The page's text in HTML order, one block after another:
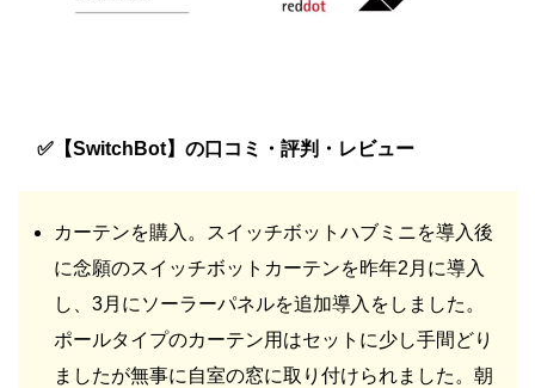
✅【SwitchBot】の口コミ・評判・レビュー
カーテンを購入。スイッチボットハブミニを導入後
に念願のスイッチボットカーテンを昨年2月に導入
し、3月にソーラーパネルを追加導入をしました。
ポールタイプのカーテン用はセットに少し手間どり
ましたが無事に自室の窓に取り付けられました。朝